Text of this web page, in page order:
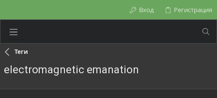
Вход Регистрация
Теги
electromagnetic emanation